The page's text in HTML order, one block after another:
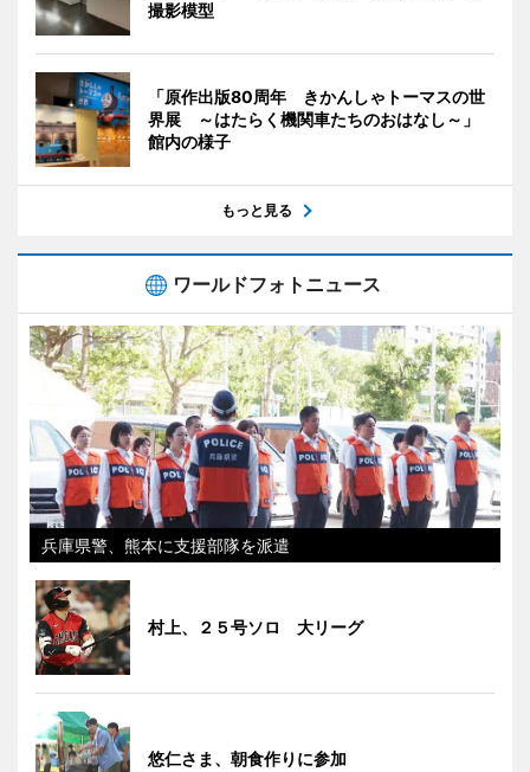
撮影模型
「原作出版80周年 きかんしゃトーマスの世
界展 ～はたらく機関車たちのおはなし～」
館内の様子
もっと見る
ワールドフォトニュース
兵庫県警、熊本に支援部隊を派遣
村上、２５号ソロ 大リーグ
悠仁さま、朝食作りに参加